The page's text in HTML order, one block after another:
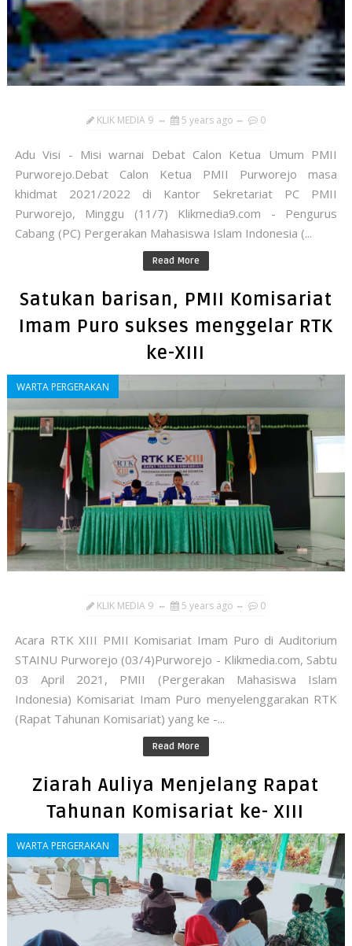
KLIK MEDIA 9 5 years ago 0
Adu Visi - Misi warnai Debat Calon Ketua Umum PMII
Purworejo.Debat Calon Ketua PMII Purworejo masa
khidmat 2021/2022 di Kantor Sekretariat PC PMII
Purworejo, Minggu (11/7) Klikmedia9.com - Pengurus
Cabang (PC) Pergerakan Mahasiswa Islam Indonesia (...
Read More
Satukan barisan, PMII Komisariat
Imam Puro sukses menggelar RTK
ke-XIII
WARTA PERGERAKAN
KLIK MEDIA 9 5 years ago 0
Acara RTK XIII PMII Komisariat Imam Puro di Auditorium
STAINU Purworejo (03/4)Purworejo - Klikmedia.com, Sabtu
03 April 2021, PMII (Pergerakan Mahasiswa Islam
Indonesia) Komisariat Imam Puro menyelenggarakan RTK
(Rapat Tahunan Komisariat) yang ke -...
Read More
Ziarah Auliya Menjelang Rapat
Tahunan Komisariat ke- XIII
WARTA PERGERAKAN